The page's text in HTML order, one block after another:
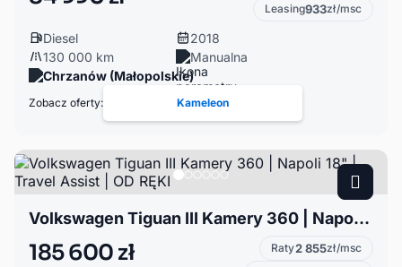
Leasing933zł/msc
Diesel
2018
130 000 km
Manualna
Chrzanów (Małopolskie)
Zobacz oferty: Kameleon
Volkswagen Tiguan III Kamery 360 | Napoli 18" | Travel Assist | OD RĘKI
185 600 zł Raty2 855zł/msc